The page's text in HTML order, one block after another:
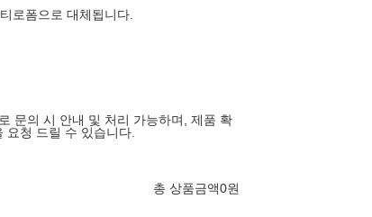
로폼으로 대체됩니다.
문의 시 안내 및 처리 가능하며, 제품 확
요청 드릴 수 있습니다.
총 상품금액0원